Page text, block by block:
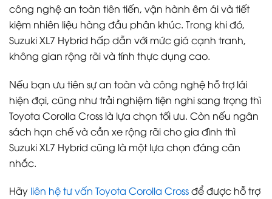
công nghệ an toàn tiên tiến, vận hành êm ái và tiết
kiệm nhiên liệu hàng đầu phân khúc. Trong khi đó,
Suzuki XL7 Hybrid hấp dẫn với mức giá cạnh tranh,
không gian rộng rãi và tính thực dụng cao.
Nếu bạn ưu tiên sự an toàn và công nghệ hỗ trợ lái
hiện đại, cũng như trải nghiệm tiện nghi sang trọng thì
Toyota Corolla Cross là lựa chọn tối ưu. Còn nếu ngân
sách hạn chế và cần xe rộng rãi cho gia đình thì
Suzuki XL7 Hybrid cũng là một lựa chọn đáng cân
nhắc.
Hãy liên hệ tư vấn Toyota Corolla Crossđể được hỗ trợ